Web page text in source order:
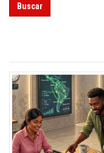
Buscar